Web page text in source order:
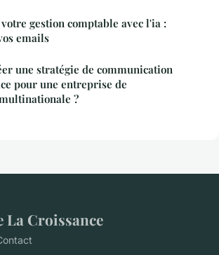
gestion comptable avec l'ia :
emails
une stratégie de communication
pour une entreprise de
?
La Croissance